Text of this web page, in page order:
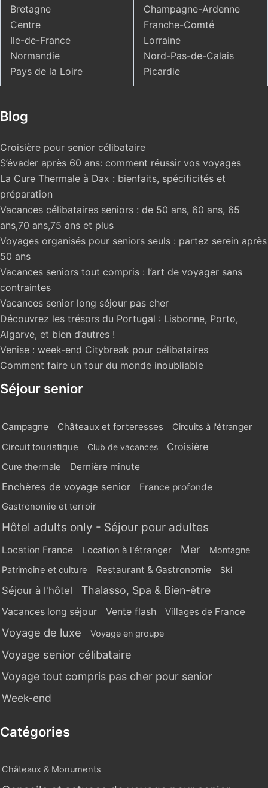
Bretagne
Centre
Ile-de-France
Normandie
Pays de la Loire
Champagne-Ardenne
Franche-Comté
Lorraine
Nord-Pas-de-Calais
Picardie
Blog
Croisière pour senior célibataire
S’évader après 60 ans: comment réussir vos voyages
La Cure Thermale à Dax : bienfaits, spécificités et
préparation
Vacances célibataires seniors : de 50 ans, 60 ans, 65
ans,70 ans,75 ans et plus
Voyages organisés pour seniors seuls : partez serein après
50 ans
Vacances seniors tout compris : l’art de voyager sans
contraintes
Vacances senior long séjour pas cher
Découvrez les trésors du Portugal : Lisbonne, Porto,
Algarve, et bien d’autres !
Venise : week-end Citybreak pour célibataires
Comment faire un tour du monde inoubliable
Séjour senior
Campagne Châteaux et forteresses
Circuits à l'étranger
Circuit touristique
Club de vacances Croisière
Cure thermale Dernière minute
Enchères de voyage senior
France profonde
Gastronomie et terroir
Hôtel adults only - Séjour pour adultes
Location France Location à l'étranger Mer Montagne
Patrimoine et culture Restaurant & Gastronomie Ski
Séjour à l'hôtel Thalasso, Spa & Bien-être
Vacances long séjour Vente flash Villages de France
Voyage de luxe Voyage en groupe
Voyage senior célibataire
Voyage tout compris pas cher pour senior
Week-end
Catégories
Châteaux & Monuments